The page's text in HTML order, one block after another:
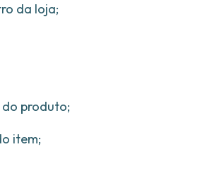
da loja;
produto;
item;